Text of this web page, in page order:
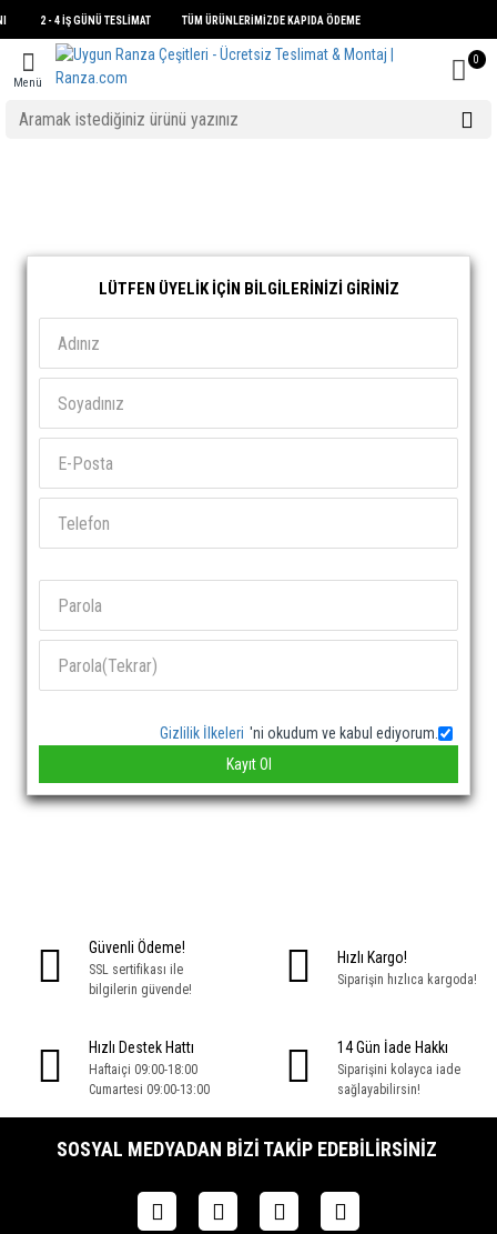
2 - 4 İŞ GÜNÜ TESLİMAT TÜM ÜRÜNLERİMİZDE KAPIDA ÖDEME
Menü
0
LÜTFEN ÜYELIK İÇIN BILGILERINIZI GIRINIZ
Gizlilik İlkeleri 'ni okudum ve kabul ediyorum.
Kayıt Ol
Güvenli Ödeme!
SSL sertifikası ile
bilgilerin güvende!
Hızlı Kargo!
Siparişin hızlıca kargoda!
Hızlı Destek Hattı
Haftaiçi 09:00-18:00
Cumartesi 09:00-13:00
14 Gün İade Hakkı
Siparişini kolayca iade
sağlayabilirsin!
SOSYAL MEDYADAN BIZI TAKIP EDEBILIRSINIZ